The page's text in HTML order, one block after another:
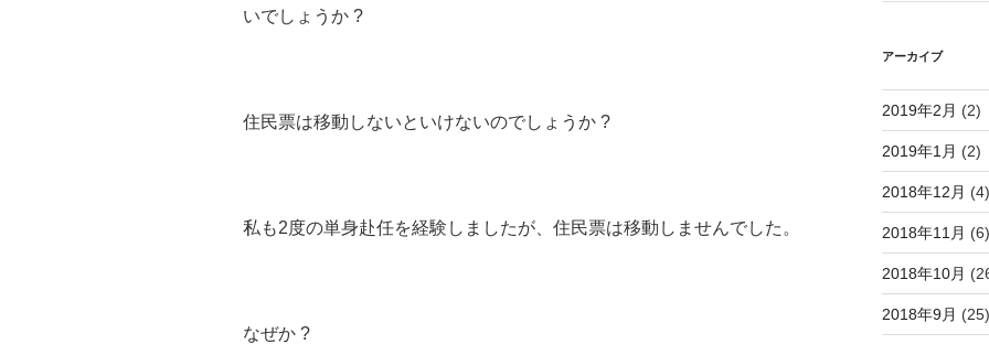
いでしょうか ?
住民票は移動しないといけないのでしょうか ?
私も2度の単身赴任を経験しましたが、住民票は移動しませんでした。
なぜか ?
アーカイブ
2019年2月 (2)
2019年1月 (2)
2018年12月 (4)
2018年11月 (6)
2018年10月
2018年9月 (25)